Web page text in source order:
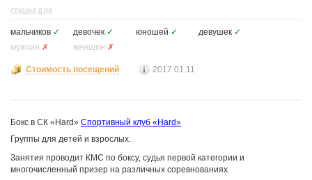
СЕКЦИЯ ДЛЯ
мальчиков ✓ девочек ✓ юношей ✓ девушек ✓
мужчин ✗ женщин ✗
Стоимость посещений 2017.01.11
Бокс в СК «Hard» Спортивный клуб «Hard»
Группы для детей и взрослых.
Занятия проводит КМС по боксу, судья первой категории и
многочисленный призер на различных соревнованиях.